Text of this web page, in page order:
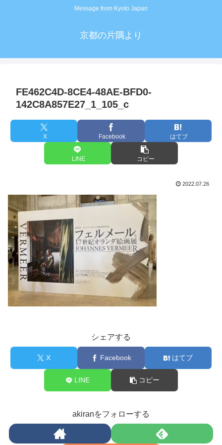
Message from Kyoto Japan
京都の片隅より
FE462C4D-8CE4-48AE-BFD0-
142C8A857E27_1_105_c
X Facebook はてブ
LINE コピー
2022.07.26
シェアする
X Facebook はてブ
LINE コピー
akiranをフォローする